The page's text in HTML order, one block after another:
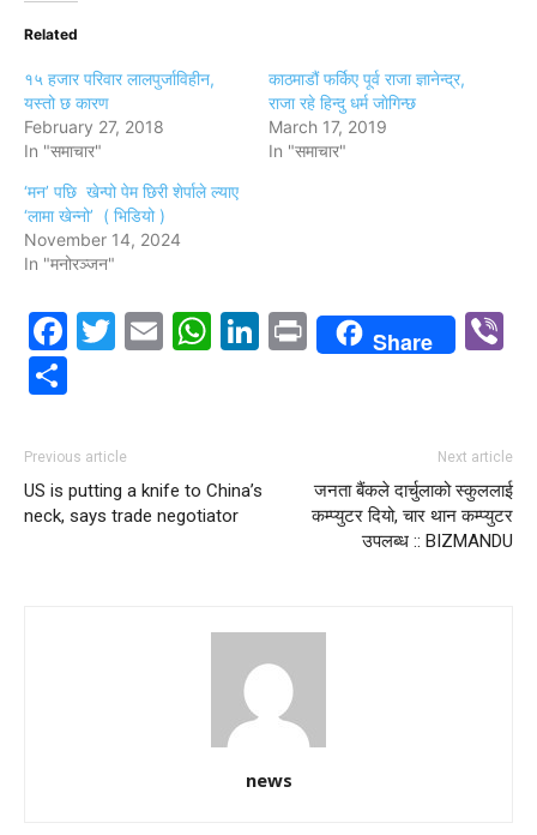
Related
१५ हजार परिवार लालपुर्जाविहीन,
यस्तो छ कारण
February 27, 2018
In "समाचार"
काठमाडौं फर्किए पूर्व राजा ज्ञानेन्द्र,
राजा रहे हिन्दु धर्म जाेगिन्छ
March 17, 2019
In "समाचार"
‘मन’ पछि खेन्पो पेम छिरी शेर्पाले ल्याए
‘लामा खेन्नो’ ( भिडियो )
November 14, 2024
In "मनोरञ्जन"
Facebook
Twitter
EmailWhatsApp
LinkedIn
PrintShare
Previous article
US is putting a knife to China’s
neck, says trade negotiator
Next article
जनता बैंकले दार्चुलाको स्कुललाई
कम्प्युटर दियो, चार थान कम्प्युटर
उपलब्ध :: BIZMANDU
news